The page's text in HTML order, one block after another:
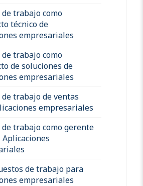
de trabajo como
técnico de
empresariales
de trabajo como
de soluciones de
empresariales
de trabajo de ventas
empresariales
de trabajo como gerente
Aplicaciones
de trabajo para
empresariales